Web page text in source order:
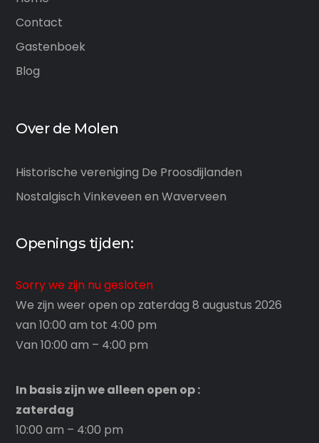
Contact
Gastenboek
Blog
Over de Molen
Historische vereniging De Proosdijlanden
Nostalgisch Vinkeveen en Waverveen
Openings tijden:
Sorry we zijn nu gesloten
We zijn weer open op zaterdag 8 augustus 2026
van 10:00 am tot 4:00 pm
Van 10:00 am – 4:00 pm
In basis zijn we alleen open op :
zaterdag
10:00 am – 4:00 pm